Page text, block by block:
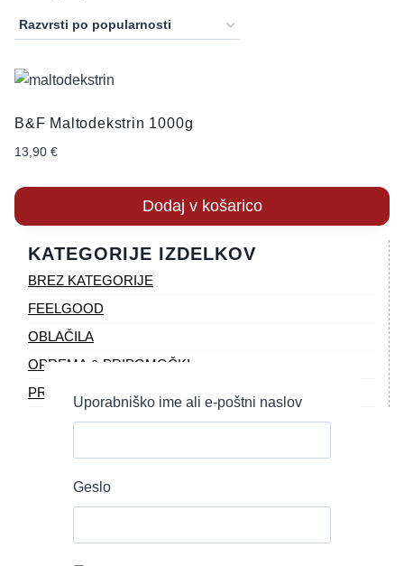
B&F Maltodekstrin 1000g
13,90 €
Dodaj v košarico
KATEGORIJE IZDELKOV
BREZ KATEGORIJE
FEELGOOD
OBLAČILA
OPREMA & PRIPOMOČKI
PREHRANA & DODATKI
Uporabniško ime ali e-poštni naslov
Geslo